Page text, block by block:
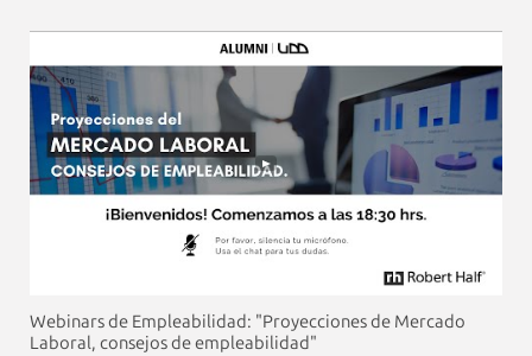
Webinars de Empleabilidad: "Proyecciones de Mercado
Laboral, consejos de empleabilidad"